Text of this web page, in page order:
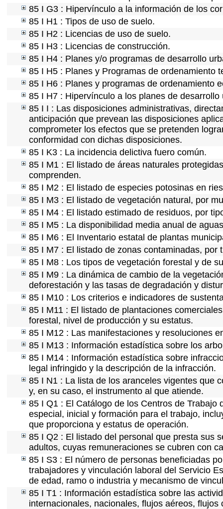
85 I G3 : Hipervínculo a la información de los
85 I H1 : Tipos de uso de suelo.
85 I H2 : Licencias de uso de suelo.
85 I H3 : Licencias de construcción.
85 I H4 : Planes y/o programas de desarrollo
85 I H5 : Planes y Programas de ordenamiento
85 I H6 : Planes y programas de ordenamiento
85 I H7 : Hipervínculo a los planes de desarrollo
85 I I : Las disposiciones administrativas,
anticipación que prevean las disposiciones
comprometer los efectos que se pretenden
conformidad con dichas disposiciones.
85 I K3 : La incidencia delictiva fuero común.
85 I M1 : El listado de áreas naturales
comprenden.
85 I M2 : El listado de especies potosinas en
85 I M3 : El listado de vegetación natural, por
85 I M4 : El listado estimado de residuos, por
85 I M5 : La disponibilidad media anual de
85 I M6 : El Inventario estatal de plantas
85 I M7 : El listado de zonas contaminadas, por
85 I M8 : Los tipos de vegetación forestal y de
85 I M9 : La dinámica de cambio de la
deforestación y las tasas de degradación y
85 I M10 : Los criterios e indicadores de
85 I M11 : El listado de plantaciones
forestal, nivel de producción y su estatus.
85 I M12 : Las manifestaciones y resoluciones
85 I M13 : Información estadística sobre los
85 I M14 : Información estadística sobre
legal infringido y la descripción de la infracción.
85 I N1 : La lista de los aranceles vigentes que
y, en su caso, el instrumento al que atiende.
85 I Q1 : El Catálogo de los Centros de
especial, inicial y formación para el trabajo,
que proporciona y estatus de operación.
85 I Q2 : El listado del personal que presta sus
adultos, cuyas remuneraciones se cubren con
85 I S3 : El número de personas beneficiadas
trabajadores y vinculación laboral del Servicio
de edad, ramo o industria y mecanismo de
85 I T1 : Información estadística sobre las
internacionales, nacionales, flujos aéreos, flujos